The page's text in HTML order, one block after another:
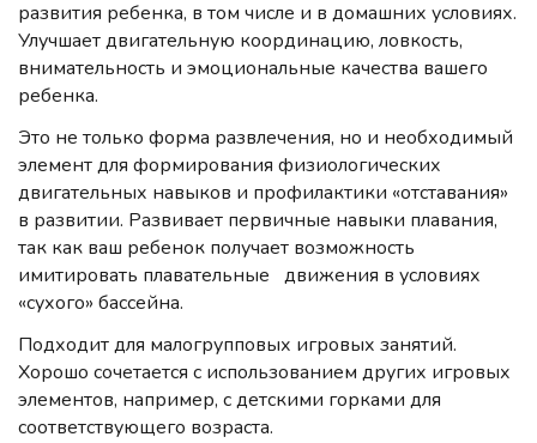
развития ребенка, в том числе и в домашних условиях.
Улучшает двигательную координацию, ловкость,
внимательность и эмоциональные качества вашего
ребенка.
Это не только форма развлечения, но и необходимый
элемент для формирования физиологических
двигательных навыков и профилактики «отставания»
в развитии. Развивает первичные навыки плавания,
так как ваш ребенок получает возможность
имитировать плавательные движения в условиях
«сухого» бассейна.
Подходит для малогрупповых игровых занятий.
Хорошо сочетается с использованием других игровых
элементов, например, с детскими горками для
соответствующего возраста.